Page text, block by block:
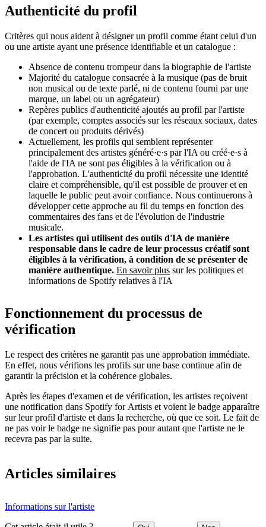
Authenticité du profil
Critères qui nous aident à désigner un profil comme étant celui d'un
ou une artiste ayant une présence identifiable et un catalogue :
Absence de contenu trompeur dans la biographie de l'artiste
Majorité du catalogue consacrée à la musique (pas de bruit
non musical ou de texte parlé, ni de contenu fourni par une
marque, un label ou un agrégateur)
Repères publics d'authenticité ajoutés au profil par l'artiste
(par exemple, comptes associés sur les réseaux sociaux, dates
de concert ou produits dérivés)
Actuellement, les profils qui semblent représenter
principalement des artistes généré·e·s par l'IA ou créé·e·s à
l'aide de l'IA ne sont pas éligibles à la vérification ou à
l'approbation. L'authenticité du profil nécessite une identité
claire et compréhensible, qu'il est possible de prouver et en
laquelle le public peut avoir confiance. Nous continuerons à
développer cette approche au fil du temps en fonction des
commentaires des fans et de l'évolution de l'industrie
musicale.
Les artistes qui utilisent des outils d'IA de manière
responsable dans le cadre de leur processus créatif sont
éligibles à la vérification, à condition de se présenter de
manière authentique. En savoir plus sur les politiques et
informations de Spotify relatives à l'IA
Fonctionnement du processus de
vérification
Le respect des critères ne garantit pas une approbation immédiate.
En effet, nous vérifions les profils sur une base continue afin de
garantir la précision et la cohérence globales.
Après les étapes d'examen et de vérification, les artistes reçoivent
une notification dans Spotify for Artists et voient le badge apparaître
sur leur profil d'artiste et dans la recherche, où que ce soit. Le fait de
ne pas voir le badge ne signifie pas pour autant que l'artiste ne le
recevra pas par la suite.
Articles similaires
Informations sur l'artiste